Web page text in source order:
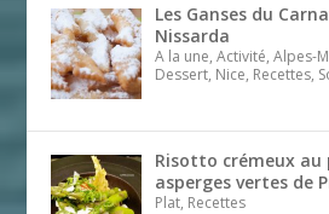
Les Ganses du
Nissarda
A la une, Activité, Alpes-
Dessert, Nice, Recettes,
Risotto crémeux au
asperges vertes de
Plat, Recettes